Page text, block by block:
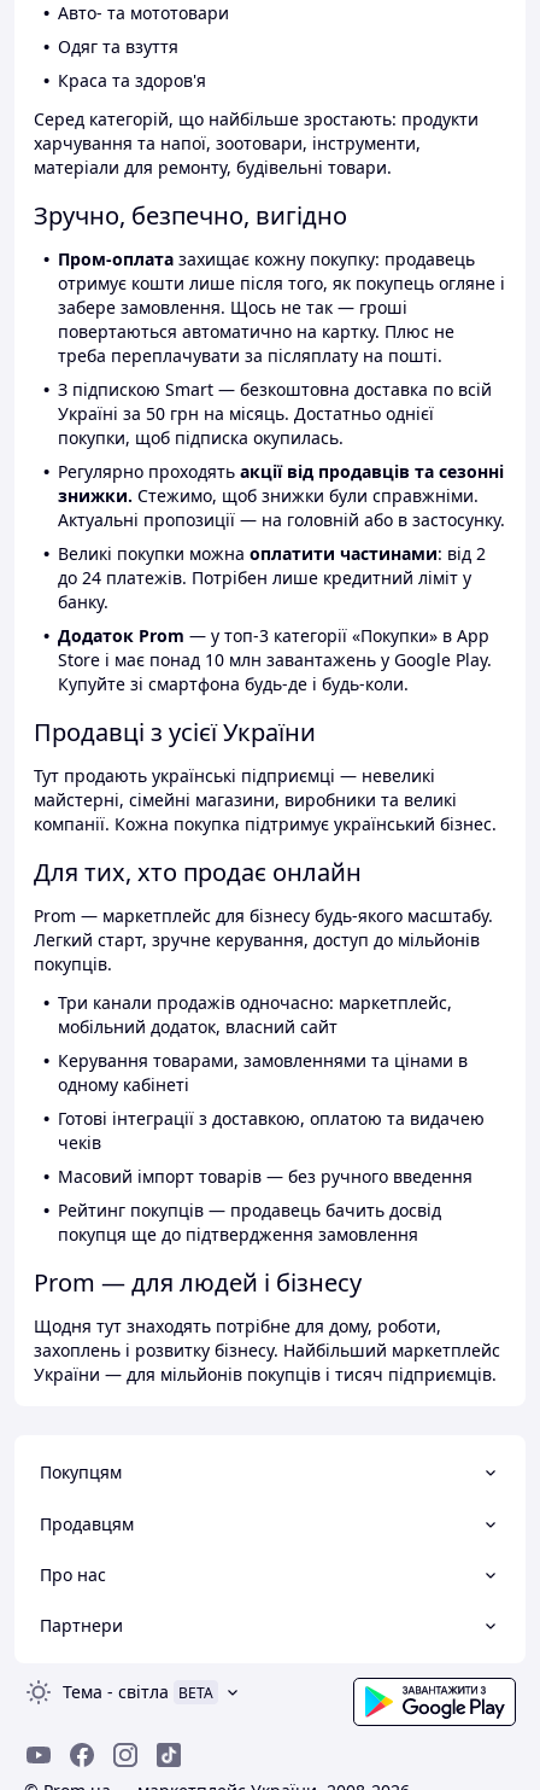
Авто- та мототовари
Одяг та взуття
Краса та здоров'я
Серед категорій, що найбільше зростають: продукти
харчування та напої, зоотовари, інструменти,
матеріали для ремонту, будівельні товари.
Зручно, безпечно, вигідно
Пром-оплата захищає кожну покупку: продавець
отримує кошти лише після того, як покупець огляне і
забере замовлення. Щось не так — гроші
повертаються автоматично на картку. Плюс не
треба переплачувати за післяплату на пошті.
З підпискою Smart — безкоштовна доставка по всій
Україні за 50 грн на місяць. Достатньо однієї
покупки, щоб підписка окупилась.
Регулярно проходять акції від продавців та сезонні
знижки. Стежимо, щоб знижки були справжніми.
Актуальні пропозиції — на головній або в застосунку.
Великі покупки можна оплатити частинами: від 2
до 24 платежів. Потрібен лише кредитний ліміт у
банку.
Додаток Prom — у топ-3 категорії «Покупки» в App
Store і має понад 10 млн завантажень у Google Play.
Купуйте зі смартфона будь-де і будь-коли.
Продавці з усієї України
Тут продають українські підприємці — невеликі
майстерні, сімейні магазини, виробники та великі
компанії. Кожна покупка підтримує український бізнес.
Для тих, хто продає онлайн
Prom — маркетплейс для бізнесу будь-якого масштабу.
Легкий старт, зручне керування, доступ до мільйонів
покупців.
Три канали продажів одночасно: маркетплейс,
мобільний додаток, власний сайт
Керування товарами, замовленнями та цінами в
одному кабінеті
Готові інтеграції з доставкою, оплатою та видачею
чеків
Масовий імпорт товарів — без ручного введення
Рейтинг покупців — продавець бачить досвід
покупця ще до підтвердження замовлення
Prom — для людей і бізнесу
Щодня тут знаходять потрібне для дому, роботи,
захоплень і розвитку бізнесу. Найбільший маркетплейс
України — для мільйонів покупців і тисяч підприємців.
Покупцям
Продавцям
Про нас
Партнери
Тема - світла BETA